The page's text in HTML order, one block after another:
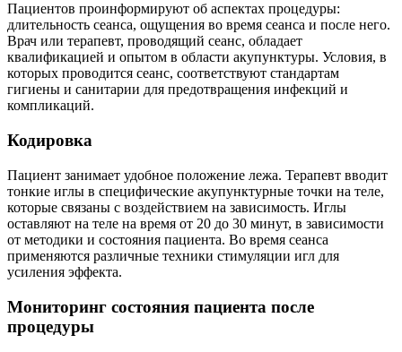
Пациентов проинформируют об аспектах процедуры:
длительность сеанса, ощущения во время сеанса и после него.
Врач или терапевт, проводящий сеанс, обладает
квалификацией и опытом в области акупунктуры. Условия, в
которых проводится сеанс, соответствуют стандартам
гигиены и санитарии для предотвращения инфекций и
компликаций.
Кодировка
Пациент занимает удобное положение лежа. Терапевт вводит
тонкие иглы в специфические акупунктурные точки на теле,
которые связаны с воздействием на зависимость. Иглы
оставляют на теле на время от 20 до 30 минут, в зависимости
от методики и состояния пациента. Во время сеанса
применяются различные техники стимуляции игл для
усиления эффекта.
Мониторинг состояния пациента после
процедуры